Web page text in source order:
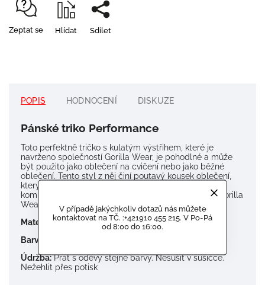
V případě jakýchkoliv dotazů nás můžete
kontaktovat na TČ. :+421910 455 215. V Po-Pá
od 8:00 do 16:00.
Zeptat se Hlídat Sdílet
POPIS HODNOCENÍ DISKUZE
Pánské triko Performance
Toto perfektně tričko s kulatým výstřihem, které je
navrženo společností Gorilla Wear, je pohodlné a může
být použito jako oblečení na cvičení nebo jako běžné
oblečení. Tento styl z něj činí poutavý kousek oblečení,
který se skvěle hodí pro každého.
kombinován s různými kousky naší pánské kolekce Gorilla
Wear.
Materiál:100% polyester
Barva:
Údržba:Prát s oděvy stejné barvy. Nesušit v sušičce.
Nežehlit přes potisk